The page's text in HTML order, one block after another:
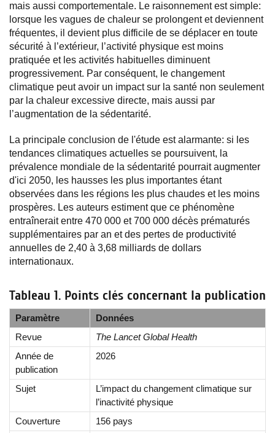
mais aussi comportementale. Le raisonnement est simple:
lorsque les vagues de chaleur se prolongent et deviennent
fréquentes, il devient plus difficile de se déplacer en toute
sécurité à l’extérieur, l’activité physique est moins
pratiquée et les activités habituelles diminuent
progressivement. Par conséquent, le changement
climatique peut avoir un impact sur la santé non seulement
par la chaleur excessive directe, mais aussi par
l’augmentation de la sédentarité.
La principale conclusion de l'étude est alarmante: si les
tendances climatiques actuelles se poursuivent, la
prévalence mondiale de la sédentarité pourrait augmenter
d'ici 2050, les hausses les plus importantes étant
observées dans les régions les plus chaudes et les moins
prospères. Les auteurs estiment que ce phénomène
entraînerait entre 470 000 et 700 000 décès prématurés
supplémentaires par an et des pertes de productivité
annuelles de 2,40 à 3,68 milliards de dollars
internationaux.
Tableau 1. Points clés concernant la publication
Paramètre
Données
Revue
The Lancet Global Health
Année de
publication
2026
Sujet
L’impact du changement climatique sur
l’inactivité physique
Couverture
156 pays